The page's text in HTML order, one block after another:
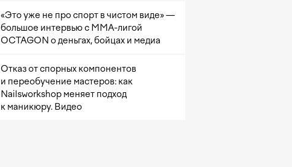
«Это уже не про спорт в чистом виде» —
большое интервью с ММА-лигой
OCTAGON о деньгах, бойцах и медиа
Отказ от спорных компонентов
и переобучение мастеров: как
Nailsworkshop меняет подход
к маникюру. Видео